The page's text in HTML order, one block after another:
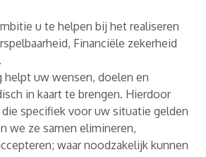
u te helpen bij het realiseren
Financiële zekerheid
helpt uw wensen, doelen en
in kaart te brengen. Hierdoor
specifiek voor uw situatie gelden
we ze samen elimineren,
waar noodzakelijk kunnen